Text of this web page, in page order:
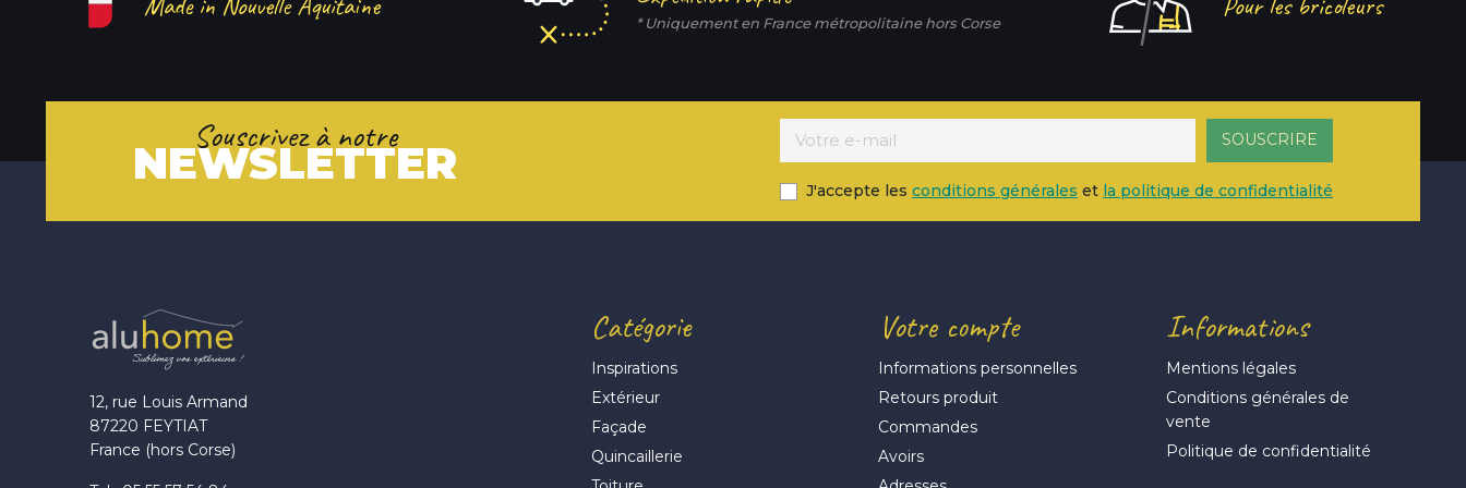
* Uniquement en France métropolitaine hors Corse
Souscrivez à notre
NEWSLETTER
J'accepte les conditions générales et la politique de confidentialité
12, rue Louis Armand
87220 FEYTIAT
France (hors Corse)
Votre compte
Informations personnelles
Retours produit
Commandes
Avoirs
Catégorie
Inspirations
Extérieur
Façade
Quincaillerie
Informations
Mentions légales
Conditions générales de
vente
Politique de confidentialité